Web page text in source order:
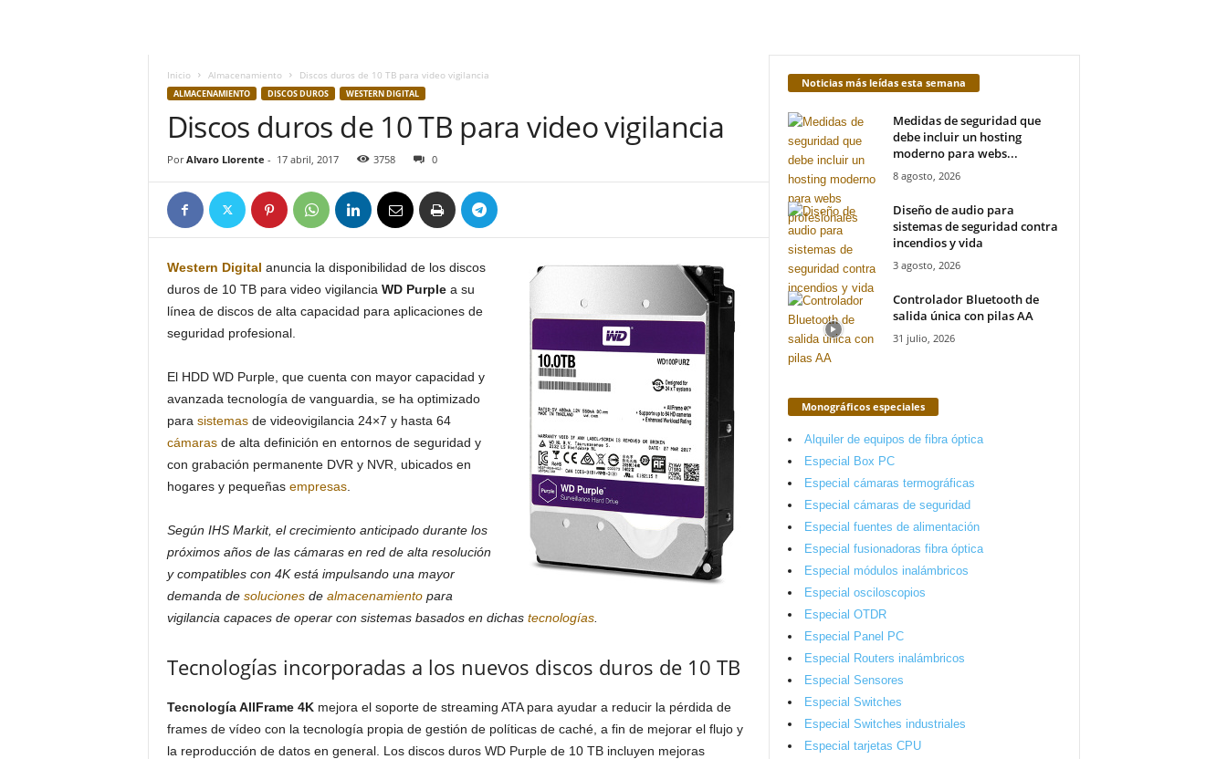
y
Inicio Almacenamiento Discos duros de 10 TB para video vigilancia
ALMACENAMIENTO DISCOS DUROS WESTERN DIGITAL
Discos duros de 10 TB para video vigilancia
Por Alvaro Llorente - 17 abril, 2017 3758 0
Western Digital anuncia la disponibilidad de los discos
duros de 10 TB para video vigilancia WD Purplea su
línea de discos de alta capacidad para aplicaciones de
seguridad profesional.
El HDD WD Purple, que cuenta con mayor capacidad y
avanzada tecnología de vanguardia, se ha optimizado
para sistemasde videovigilancia 24×7 y hasta 64
cámarasde alta definición en entornos de seguridad y
con grabación permanente DVR y NVR, ubicados en
hogares y pequeñas empresas.
Según IHS Markit, el crecimiento anticipado durante los
próximos años de las cámaras en red de alta resolución
y compatibles con 4K está impulsando una mayor
demanda de solucionesde almacenamientopara
vigilancia capaces de operar con sistemas basados en dichas tecnologías.
Tecnologías incorporadas a los nuevos discos duros de 10 TB
Tecnología AllFrame 4K mejora el soporte de streaming ATA para ayudar a reducir la pérdida de
frames de vídeo con la tecnología propia de gestión de políticas de caché, a fin de mejorar el flujo y
la reproducción de datos en general. Los discos duros WD Purple de 10 TB incluyen mejoras
Noticias más leídas esta semana
Medidas de seguridad que
debe incluir un hosting
moderno para webs...
8 agosto, 2026
Diseño de audio para
sistemas de seguridad contra
incendios y vida
3 agosto, 2026
Controlador Bluetooth de
salida única con pilas AA
31 julio, 2026
Monográficos especiales
Alquiler de equipos de fibra óptica
Especial Box PC
Especial cámaras termográficas
Especial cámaras de seguridad
Especial fuentes de alimentación
Especial fusionadoras fibra óptica
Especial módulos inalámbricos
Especial osciloscopios
Especial OTDR
Especial Panel PC
Especial Routers inalámbricos
Especial Sensores
Especial Switches
Especial Switches industriales
Especial tarjetas CPU